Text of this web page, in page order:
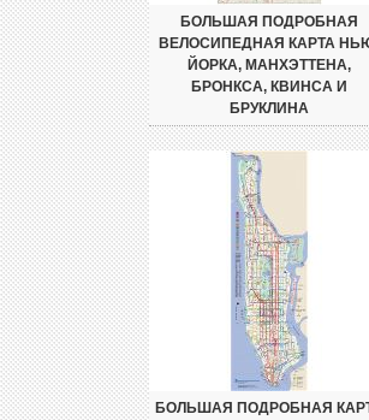
БОЛЬШАЯ ПОДРОБНАЯ
ВЕЛОСИПЕДНАЯ КАРТА
ЙОРКА, МАНХЭТТЕНА,
БРОНКСА, КВИНСА И
БРУКЛИНА
БОЛЬШАЯ ПОДРОБНАЯ